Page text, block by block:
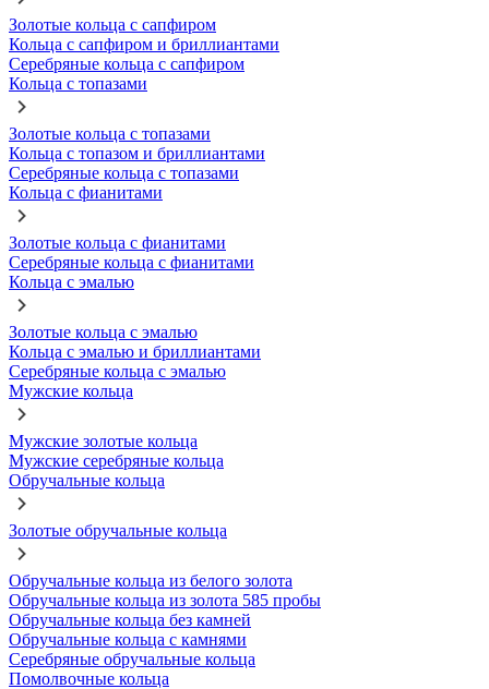
Золотые кольца с сапфиром
Кольца с сапфиром и бриллиантами
Серебряные кольца с сапфиром
Кольца с топазами
Золотые кольца с топазами
Кольца с топазом и бриллиантами
Серебряные кольца с топазами
Кольца с фианитами
Золотые кольца с фианитами
Серебряные кольца с фианитами
Кольца с эмалью
Золотые кольца с эмалью
Кольца с эмалью и бриллиантами
Серебряные кольца с эмалью
Мужские кольца
Мужские золотые кольца
Мужские серебряные кольца
Обручальные кольца
Золотые обручальные кольца
Обручальные кольца из белого золота
Обручальные кольца из золота 585 пробы
Обручальные кольца без камней
Обручальные кольца с камнями
Серебряные обручальные кольца
Помолвочные кольца